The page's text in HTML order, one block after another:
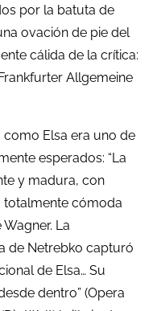
por la batuta de
ovación de pie del
cálida de la crítica:
Allgemeine
Elsa era uno de
esperados: “La
y madura, con
totalmente cómoda
La
de Netrebko capturó
de Elsa… Su
dentro” (Opera